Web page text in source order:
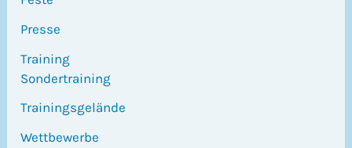
Presse
Training
Sondertraining
Trainingsgelände
Wettbewerbe